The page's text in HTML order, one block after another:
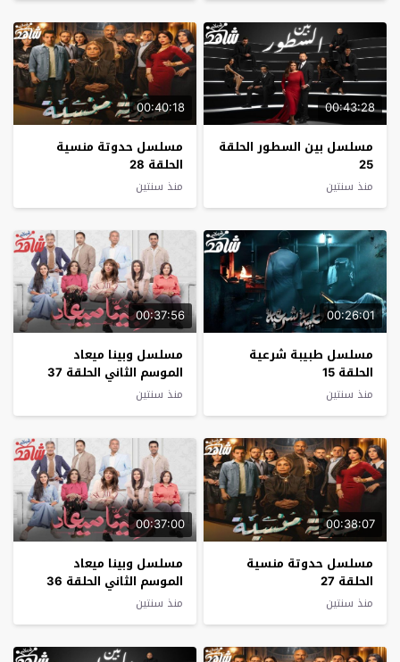
00:43:28
مسلسل بين السطور الحلقة
25
منذ سنتين
00:40:18
مسلسل حدوتة منسية
الحلقة 28
منذ سنتين
00:26:01
مسلسل طبيبة شرعية
الحلقة 15
منذ سنتين
00:37:56
مسلسل وبينا ميعاد
الموسم الثاني الحلقة 37
منذ سنتين
00:38:07
مسلسل حدوتة منسية
الحلقة 27
منذ سنتين
00:37:00
مسلسل وبينا ميعاد
الموسم الثاني الحلقة 36
منذ سنتين